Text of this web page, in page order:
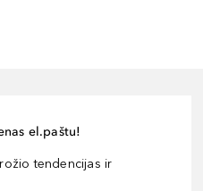
el.paštu!
tendencijas ir